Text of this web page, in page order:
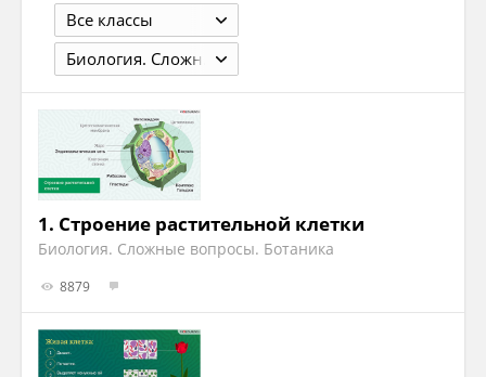
Все классы
1. Строение растительной клетки
Биология. Сложные вопросы. Ботаника
8879